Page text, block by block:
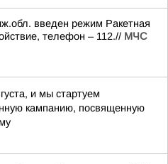
введен режим Ракетная
телефон – 112.// МЧС
и мы стартуем
кампанию, посвященную